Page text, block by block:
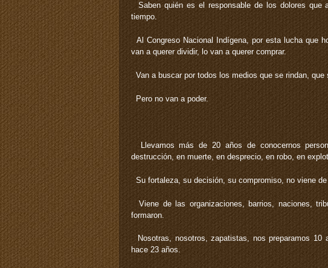
Saben quién es el responsable de los dolores que
tiempo.
Al Congreso Nacional Indígena, por esta lucha que
van a querer dividir, lo van a querer comprar.
Van a buscar por todos los medios que se rindan, que
Pero no van a poder.
Llevamos más de 20 años de conocernos
destrucción, en muerte, en desprecio, en robo, en
Su fortaleza, su decisión, su compromiso, no viene
Viene de las organizaciones, barrios, naciones,
formaron.
Nosotras, nosotros, zapatistas, nos preparamos 10
hace 23 años.